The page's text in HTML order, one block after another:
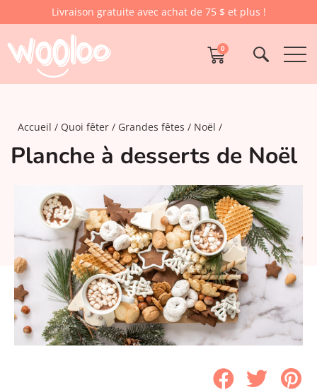
Livraison gratuite avec achat de 75 $ et plus !
0
Accueil Quoi fêter Grandes fêtes Noël
Planche à desserts de Noël